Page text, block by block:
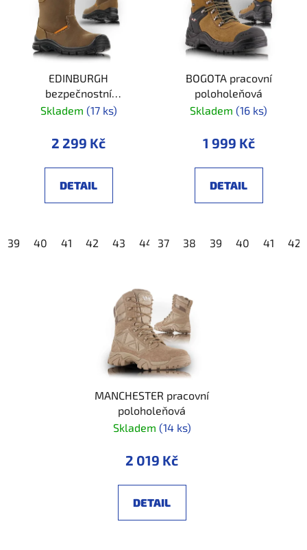
EDINBURGH
bezpečnostní
poloholeňová
Skladem (17 ks)
2 299 Kč
DETAIL
39 40 41 42 43 44 45 46 47 48
BOGOTA pracovní
poloholeňová
Skladem (16 ks)
1 999 Kč
DETAIL
37 38 39 40 41 42
MANCHESTER pracovní
poloholeňová
Skladem (14 ks)
2 019 Kč
DETAIL